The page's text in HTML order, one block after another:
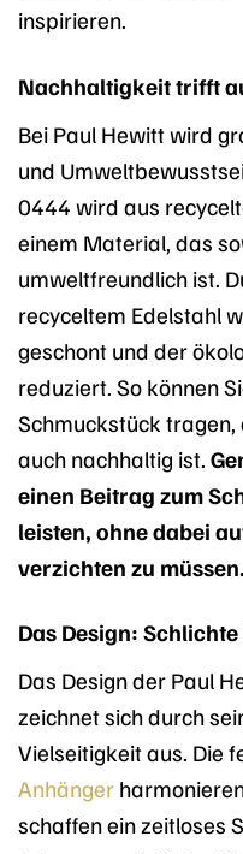
inspirieren.
Nachhaltigkeit trifft
Bei Paul Hewitt wird
und
0444 wird aus
einem Material, das
umweltfreundlich ist.
recyceltem Edelstahl
geschont und der
reduziert. So können
Schmuckstück tragen,
auch nachhaltig ist.
einen Beitrag zum
leisten, ohne dabei
verzichten zu müssen.
Das Design:
Das Design der Paul
zeichnet sich durch
Vielseitigkeit aus. Die
Anhänger
schaffen ein zeitloses